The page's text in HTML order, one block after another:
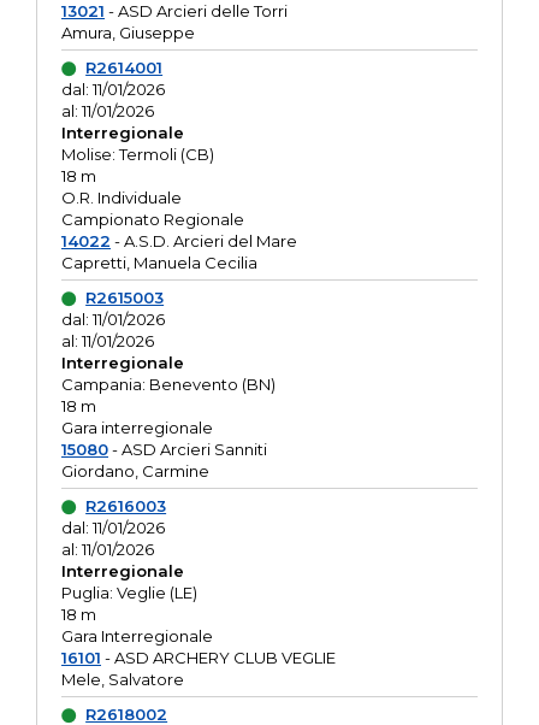
13021 - ASD Arcieri delle Torri
Amura, Giuseppe
R2614001
dal: 11/01/2026
al: 11/01/2026
Interregionale
Molise: Termoli (CB)
18 m
O.R. Individuale
Campionato Regionale
14022 - A.S.D. Arcieri del Mare
Capretti, Manuela Cecilia
R2615003
dal: 11/01/2026
al: 11/01/2026
Interregionale
Campania: Benevento (BN)
18 m
Gara interregionale
15080- ASD Arcieri Sanniti
Giordano, Carmine
R2616003
dal: 11/01/2026
al: 11/01/2026
Interregionale
Puglia: Veglie (LE)
18 m
Gara Interregionale
16101 - ASD ARCHERY CLUB VEGLIE
Mele, Salvatore
R2618002